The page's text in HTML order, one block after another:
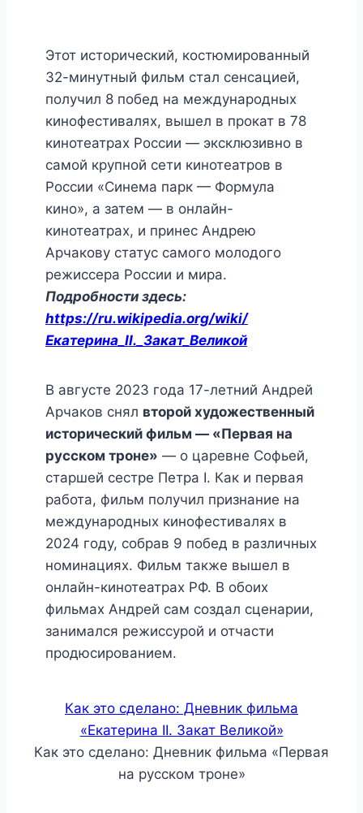
Этот исторический, костюмированный
32-минутный фильм стал сенсацией,
получил 8 побед на международных
кинофестивалях, вышел в прокат в 78
кинотеатрах России — эксклюзивно в
самой крупной сети кинотеатров в
России «Синема парк — Формула
кино», а затем — в онлайн-
кинотеатрах, и принес Андрею
Арчакову статус самого молодого
режиссера России и мира.
Подробности здесь:
https://ru.wikipedia.org/wiki/
Екатерина_II._Закат_Великой
В августе 2023 года 17-летний Андрей
Арчаков снял второй художественный
исторический фильм — «Первая на
русском троне» — о царевне Софьей,
старшей сестре Петра I. Как и первая
работа, фильм получил признание на
международных кинофестивалях в
2024 году, собрав 9 побед в различных
номинациях. Фильм также вышел в
онлайн-кинотеатрах РФ. В обоих
фильмах Андрей сам создал сценарии,
занимался режиссурой и отчасти
продюсированием.
Как это сделано: Дневник фильма
«Екатерина II. Закат Великой»
Как это сделано: Дневник фильма «Первая
на русском троне»